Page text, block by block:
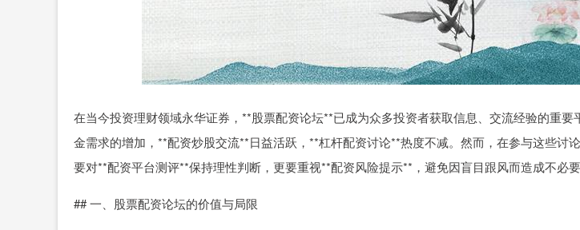
在当今投资理财领域永华证券，**股票配资论坛**已成为众多投资者获取信息、交流经验的重要
金需求的增加，**配资炒股交流**日益活跃，**杠杆配资讨论**热度不减。然而，在参与这些讨
要对**配资平台测评**保持理性判断，更要重视**配资风险提示**，避免因盲目跟风而造成不必要
## 一、股票配资论坛的价值与局限